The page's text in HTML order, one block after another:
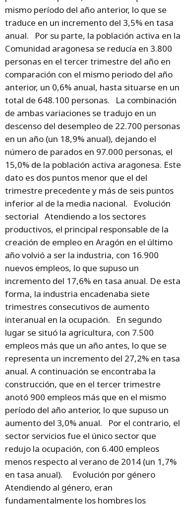
mismo período del año anterior, lo que se
traduce en un incremento del 3,5% en tasa
anual. Por su parte, la población activa en la
Comunidad aragonesa se reducía en 3.800
personas en el tercer trimestre del año en
comparación con el mismo periodo del año
anterior, un 0,6% anual, hasta situarse en un
total de 648.100 personas. La combinación
de ambas variaciones se tradujo en un
descenso del desempleo de 22.700 personas
en un año (un 18,9% anual), dejando el
número de parados en 97.000 personas, el
15,0% de la población activa aragonesa. Este
dato es dos puntos menor que el del
trimestre precedente y más de seis puntos
inferior al de la media nacional. Evolución
sectorial Atendiendo a los sectores
productivos, el principal responsable de la
creación de empleo en Aragón en el último
año volvió a ser la industria, con 16.900
nuevos empleos, lo que supuso un
incremento del 17,6% en tasa anual. De esta
forma, la industria encadenaba siete
trimestres consecutivos de aumento
interanual en la ocupación. En segundo
lugar se situó la agricultura, con 7.500
empleos más que un año antes, lo que se
representa un incremento del 27,2% en tasa
anual. A continuación se encontraba la
construcción, que en el tercer trimestre
anotó 900 empleos más que en el mismo
período del año anterior, lo que supuso un
aumento del 3,0% anual. Por el contrario, el
sector servicios fue el único sector que
redujo la ocupación, con 6.400 empleos
menos respecto al verano de 2014 (un 1,7%
en tasa anual). Evolución por género
Atendiendo al género, eran
fundamentalmente los hombres los